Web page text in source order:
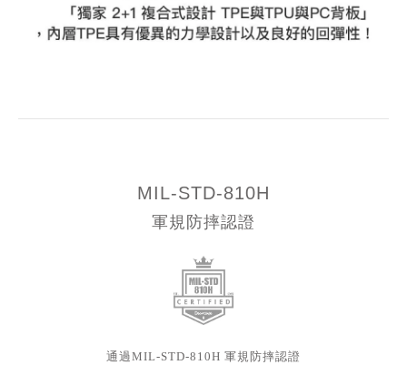
MIL-STD-810H
軍規防摔認證
通過MIL-STD-810H 軍規防摔認證